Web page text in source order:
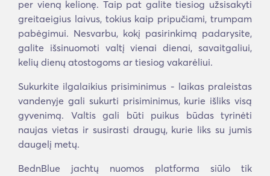
per vieną kelionę. Taip pat galite tiesiog užsisakyti
greitaeigius laivus, tokius kaip pripučiami, trumpam
pabėgimui. Nesvarbu, kokį pasirinkimą padarysite,
galite išsinuomoti valtį vienai dienai, savaitgaliui,
kelių dienų atostogoms ar tiesiog vakarėliui.
Sukurkite ilgalaikius prisiminimus - laikas praleistas
vandenyje gali sukurti prisiminimus, kurie išliks visą
gyvenimą. Valtis gali būti puikus būdas tyrinėti
naujas vietas ir susirasti draugų, kurie liks su jumis
daugelį metų.
BednBlue jachtų nuomos platforma siūlo tik